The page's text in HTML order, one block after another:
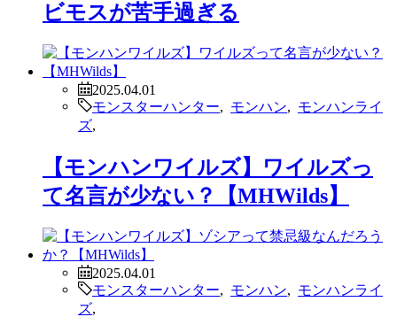
ビモスが苦手過ぎる
2025.04.01
モンスターハンター
モンハン
モンハンライ
ズ
【モンハンワイルズ】ワイルズっ
て名言が少ない？【MHWilds】
2025.04.01
モンスターハンター
モンハン
モンハンライ
ズ